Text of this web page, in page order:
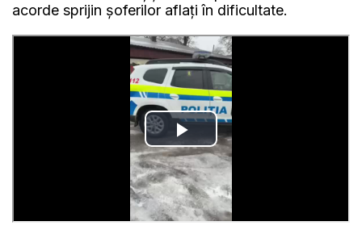
acorde sprijin șoferilor aflați în dificultate.